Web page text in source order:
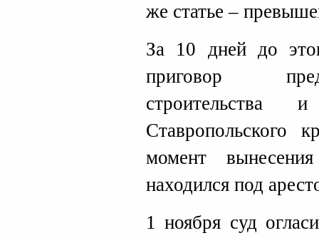
же статье –
За 10 дней до
приговор
строительства
Ставропольского
момент
находился под
1 ноября суд